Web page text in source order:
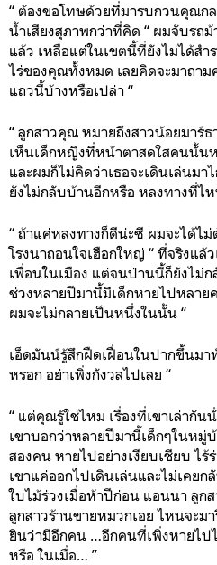
“ ต้องขอโทษด้วยที่มารบกวนคุณกล
น้ำเสียงสุภาพกว่าที่คิด “ ผมจับรถ
แล้ว เหลือแต่ในเขตนี้ที่ยังไม่ได้สำ
ไร่ของคุณทั้งหมด เลยคิดจะมาถา
แถวนี้บ้างหรือเปล่า “
“ ลูกสาวคุณ หมายถึงสาวน้อยมาร์ธ
เห็นเด็กหญิงที่หน้าตาสดใสคนนั้นห
และผมก็ไม่คิดว่าเธอจะเดินเล่นมา
ยังไม่กลับบ้านอีกหรือ หลงทางที่ไห
“ ถ้าแค่หลงทางก็ดีน่ะซี ผมจะได้ไม่
โรงนาถอนใจเฮือกใหญ่ “ ที่จริงแล้
เพื่อนในเมือง แต่จนป่านนี้ก็ยังไม่
ช่วงหลายปีมานี้มีเด็กหายไปหลาย
ผมจะไม่กลายเป็นหนึ่งในนั้น “
เอ็ดมันน์รู้สึกฝืดเฝื่อนในปากขึ้นมา
หรอก อย่าเพิ่งกังวลไปเลย “
“ แต่คุณรู้ใช่ไหม เรื่องที่เขาเล่ากัน
เขาบอกว่าหลายปีมานี้เด็กๆในหมู่
สองคน หายไปอย่างเงียบเชียบ ไ
เขาแค่ออกไปเดินเล่นและไม่เคย
ใบไม้ร่วงเมื่อห้าปีก่อน แอนนา ลูกส
ลูกสาวร้านขายหมวกเอย ไหนจะม
ยินว่ามีอีกคน …อีกคนที่เพิ่งหายไป
หรือ ในเมื่อ… ”